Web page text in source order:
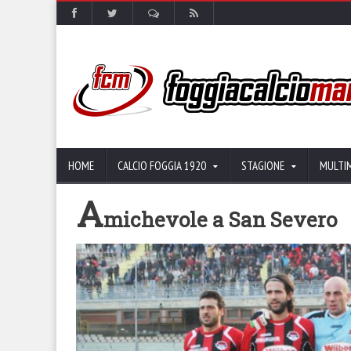
HOME CALCIO FOGGIA 1920 STAGIONE
Amichevole a San Severo